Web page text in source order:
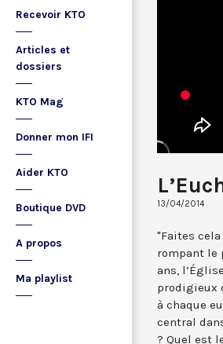
Recevoir KTO
Articles et
dossiers
KTO Mag
Donner mon IFI
Aider KTO
Boutique DVD
A propos
Ma playlist
13/04/2014
"Faites
rompant le
ans,
prodigieux
à chaque
central
? Quel est